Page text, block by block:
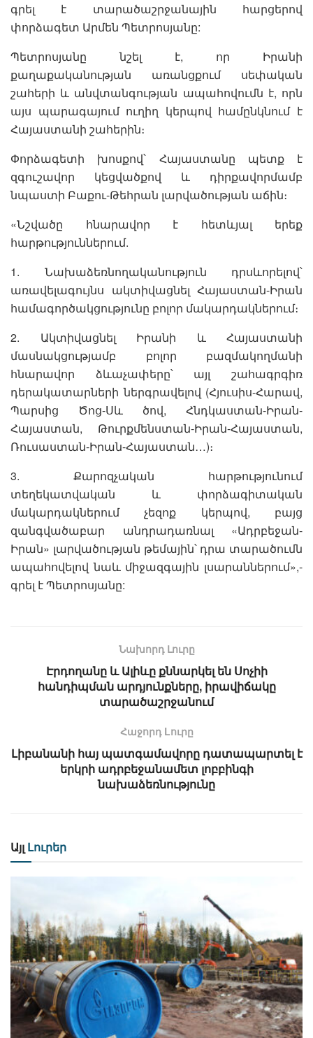
գրել է տարածաշրջանային հարցերով
փորձագետ Արմեն Պետրոսյանը:
Պետրոսյանը նշել է, որ Իրանի
քաղաքականության առանցքում սեփական
շահերի և անվտանգության ապահովումն է, որն
այս պարագայում ուղիղ կերպով համընկնում է
Հայաստանի շահերին։
Փորձագետի խոսքով՝ Հայաստանը պետք է
զգուշավոր կեցվածքով և դիրքավորմամբ
նպաստի Բաքու-Թեհրան լարվածության աճին։
«Նշվածը հնարավոր է հետևյալ երեք
հարթություններում.
1. Նախաձեռնողականություն դրսևորելով՝
առավելագույնս ակտիվացնել Հայաստան-Իրան
համագործակցությունը բոլոր մակարդակներում։
2. Ակտիվացնել Իրանի և Հայաստանի
մասնակցությամբ բոլոր բազմակողմանի
հնարավոր ձևաչափերը՝ այլ շահագրգիռ
դերակատարների ներգրավելով (Հյուսիս-Հարավ,
Պարսից Ծոց-Սև ծով, Հնդկաստան-Իրան-
Հայաստան, Թուրքմենստան-Իրան-Հայաստան,
Ռուսաստան-Իրան-Հայաստան…)։
3. Քարոզչական հարթությունում
տեղեկատվական և փորձագիտական
մակարդակներում չեզոք կերպով, բայց
զանգվածաբար անդրադառնալ «Ադրբեջան-
Իրան» լարվածության թեմային՝ դրա տարածումն
ապահովելով նաև միջազգային լսարաններում»,-
գրել է Պետրոսյանը:
Նախորդ Լուրը
Էրդողանը և Ալիևը քննարկել են Սոչիի
հանդիպման արդյունքները, իրավիճակը
տարածաշրջանում
Հաջորդ Lուրը
Լիբանանի հայ պատգամավորը դատապարտել է
երկրի ադրբեջանամետ լոբբինգի
նախաձեռնությունը
Այլ Լուրեր